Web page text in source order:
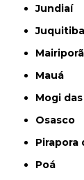
Jundiaí
Juquitiba
Mairiporã
Mauá
Mogi
Osasco
Poá